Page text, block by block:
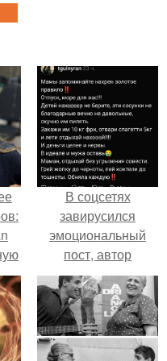
В соцсетях
завирусился
эмоциональный
пост, автор
которого призвала
матерей отдыхать
без детей и не
испытывать
чувство вины.